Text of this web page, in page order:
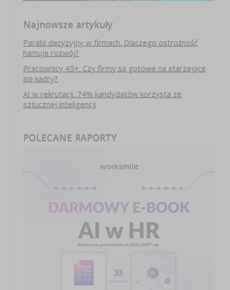
Najnowsze artykuły
Paraliż decyzyjny w firmach. Dlaczego ostrożność
hamuje rozwój?
Pracownicy 45+. Czy firmy są gotowe na starzejące
się kadry?
AI w rekrutacji. 74% kandydatów korzysta ze
sztucznej inteligencji
POLECANE RAPORTY